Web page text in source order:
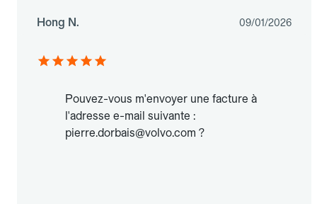
Hong N. 09/01/2026
Pouvez-vous m'envoyer une facture à
l'adresse e-mail suivante :
pierre.dorbais@volvo.com ?